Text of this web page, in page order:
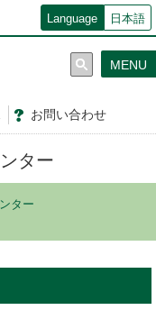
Language 日本語
お問い合わせ
MENU
ター
ター